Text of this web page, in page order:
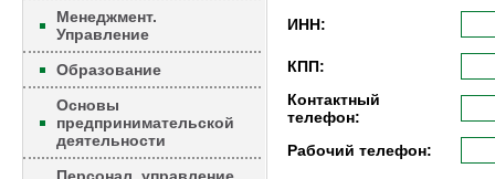
Менеджмент.
Управление
Образование
Основы
предпринимательской
деятельности
ИНН:
КПП:
Контактный
телефон:
Рабочий телефон: